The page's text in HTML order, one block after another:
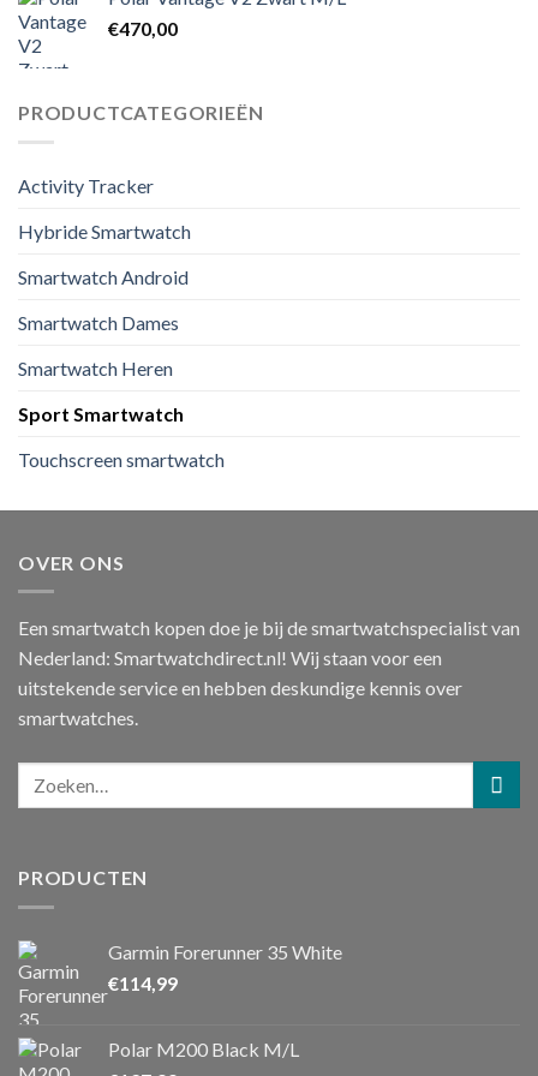
€470,00
PRODUCTCATEGORIEËN
Activity Tracker
Hybride Smartwatch
Smartwatch Android
Smartwatch Dames
Smartwatch Heren
Sport Smartwatch
Touchscreen smartwatch
OVER ONS
Een smartwatch kopen doe je bij de smartwatchspecialist van
Nederland: Smartwatchdirect.nl! Wij staan voor een
uitstekende service en hebben deskundige kennis over
smartwatches.
PRODUCTEN
Garmin Forerunner 35 White
€114,99
Polar M200 Black M/L